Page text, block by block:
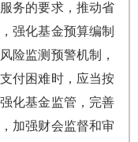
务的要求，推动省
强化基金预算编制
险监测预警机制，
付困难时，应当按
化基金监管，完善
加强财会监督和审